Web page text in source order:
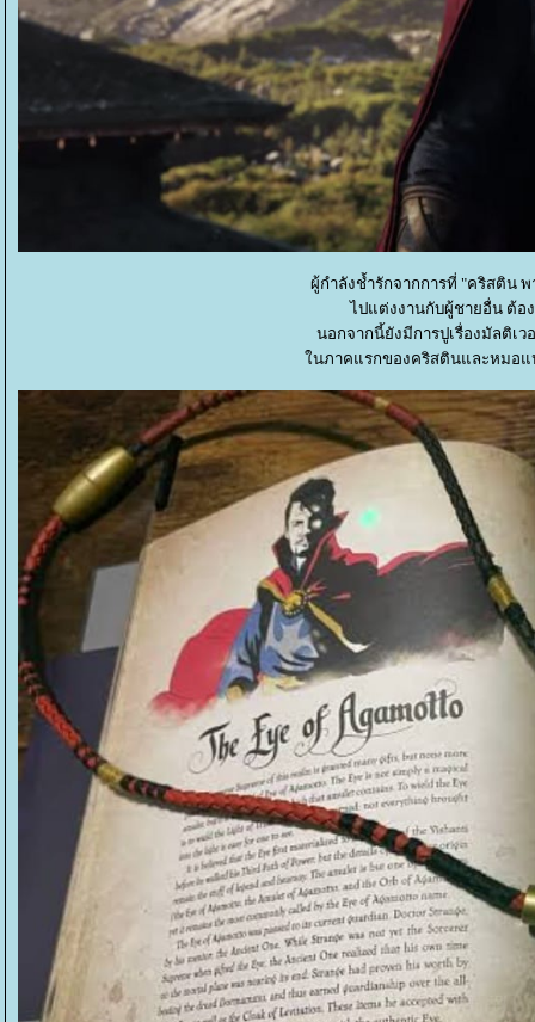
ผู้กำลังช้ำรักจากการที่ "คริสติน
ไปแต่งงานกับผู้ชายอื่น ต้อ
นอกจากนี้ยังมีการปูเรื่องมัลติเ
นภาคแรกของคริสตินและหมอแ